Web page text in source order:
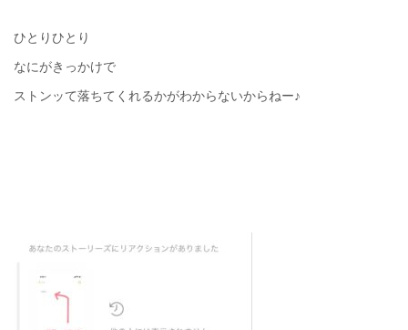
ひとりひとり
なにがきっかけで
ストンッて落ちてくれるかがわからないからねー♪